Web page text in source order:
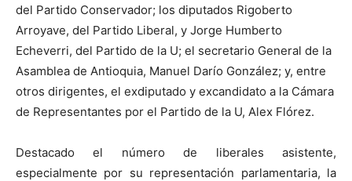
del Partido Conservador; los diputados Rigoberto
Arroyave, del Partido Liberal, y Jorge Humberto
Echeverri, del Partido de la U; el secretario General de la
Asamblea de Antioquia, Manuel Darío González; y, entre
otros dirigentes, el exdiputado y excandidato a la Cámara
de Representantes por el Partido de la U, Alex Flórez.
Destacado el número de liberales asistente,
especialmente por su representación parlamentaria, la